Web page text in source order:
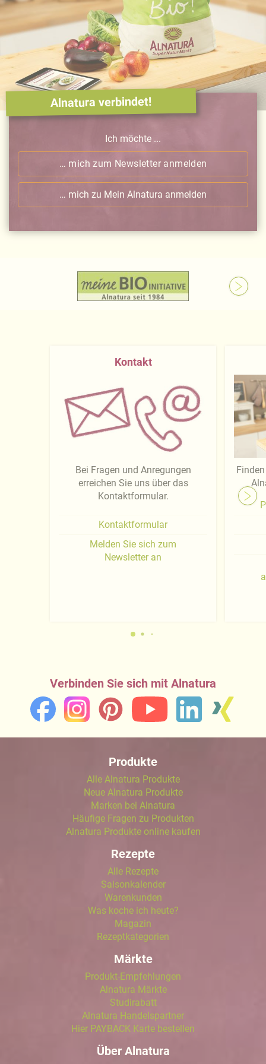
Alnatura verbindet!
Ich möchte ...
… mich zum Newsletter anmelden
… mich zu Mein Alnatura anmelden
Kontakt
Bei Fragen und Anregungen
erreichen Sie uns über das
Kontaktformular.
Kontaktformular
Melden Sie sich zum
Newsletter an
Verbinden Sie sich mit Alnatura
Produkte
Alle Alnatura Produkte
Neue Alnatura Produkte
Marken bei Alnatura
Häufige Fragen zu Produkten
Alnatura Produkte online kaufen
Rezepte
Alle Rezepte
Saisonkalender
Warenkunden
Was koche ich heute?
Magazin
Rezeptkategorien
Märkte
Produkt-Empfehlungen
Alnatura Märkte
Studirabatt
Alnatura Handelspartner
Hier PAYBACK Karte bestellen
Über Alnatura